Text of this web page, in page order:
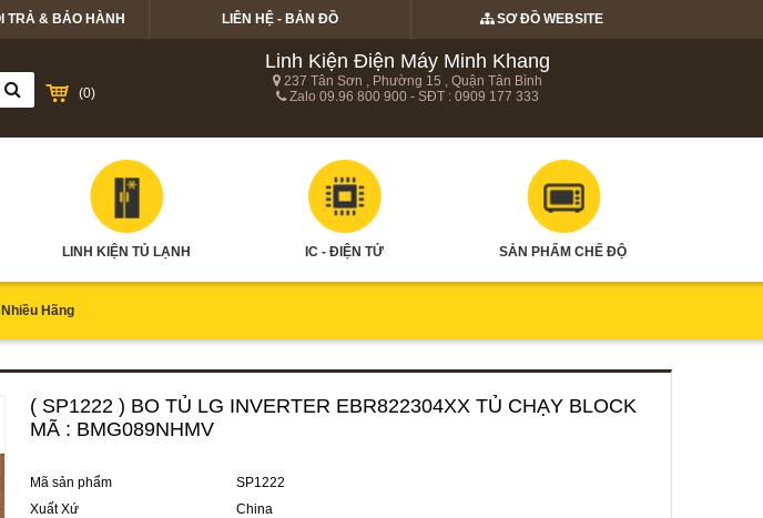
TRẢ & BẢO HÀNH LIÊN HỆ - BẢN ĐỒ SƠ ĐỒ WEBSITE
(0)
Linh Kiện Điện Máy Minh Khang
237 Tân Sơn , Phường 15 , Quận Tân Bình
Zalo 09.96 800 900 - SĐT : 0909 177 333
LINH KIỆN TỦ LẠNH IC - ĐIỆN TỬ SẢN PHẨM CHẾ ĐỘ
Hãng
( SP1222 ) BO TỦ LG INVERTER EBR822304XX TỦ CHẠY BLOCK
MÃ : BMG089NHMV
Mã sản phẩm
SP1222
Xuất Xứ
China